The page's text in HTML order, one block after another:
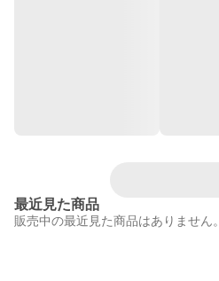
最近見た商品
販売中の最近見た商品はありません。